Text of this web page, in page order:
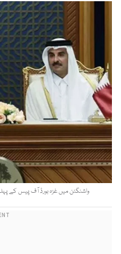
واشنگٹن میں غزہ بورڈ آف پیس کے